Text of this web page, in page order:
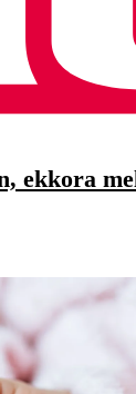
ekkora